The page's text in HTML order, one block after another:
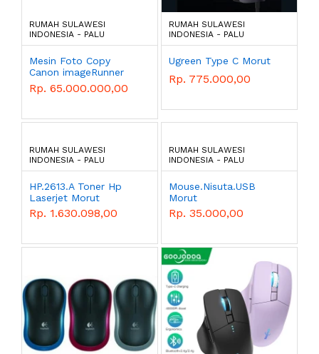
RUMAH SULAWESI
INDONESIA - PALU
Mesin Foto Copy
Canon imageRunner
2925i / iR-2925i DADF
Mesin Fotocopy
Rp. 65.000.000,00
RUMAH SULAWESI
INDONESIA - PALU
Ugreen Type C Morut
Rp. 775.000,00
RUMAH SULAWESI
INDONESIA - PALU
HP.2613.A Toner Hp
Laserjet Morut
Rp. 1.630.098,00
RUMAH SULAWESI
INDONESIA - PALU
Mouse.Nisuta.USB
Morut
Rp. 35.000,00